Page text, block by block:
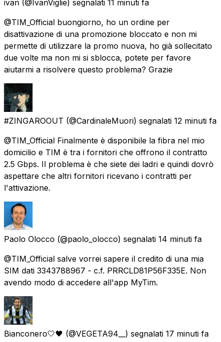
ivan (@IvanViglie) segnalati 11 minuti fa
@TIM_Official buongiorno, ho un ordine per
disattivazione di una promozione bloccato e non mi
permette di utilizzare la promo nuova, ho già sollecitato
due volte ma non mi si sblocca, potete per favore
aiutarmi a risolvere questo problema? Grazie
#ZINGAROOUT (@CardinaleMuori) segnalati 12 minuti fa
@TIM_Official Finalmente è disponibile la fibra nel mio
domicilio e TIM è tra i fornitori che offrono il contratto
2.5 Gbps. Il problema è che siete dei ladri e quindi dovrò
aspettare che altri fornitori ricevano i contratti per
l'attivazione.
Paolo Olocco (@paolo_olocco) segnalati 14 minuti fa
@TIM_Official salve vorrei sapere il credito di una mia
SIM dati 3343788967 - c.f. PRRCLD81P56F335E. Non
avendo modo di accedere all'app MyTim.
Bianconero🤍🖤 (@VEGETA94__) segnalati 17 minuti fa